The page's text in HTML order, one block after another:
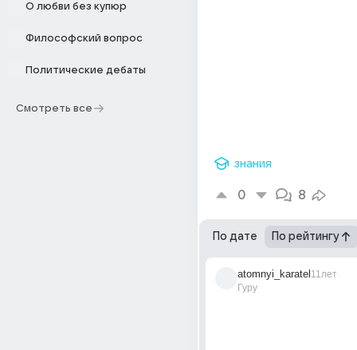
О любви без купюр
Философский вопрос
Политические дебаты
Смотреть все
знания
0 8
По дате По рейтингу
atomnyi_karatel
Гуру
11лет